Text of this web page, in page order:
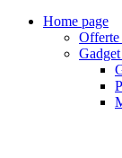
Home page
Offerte